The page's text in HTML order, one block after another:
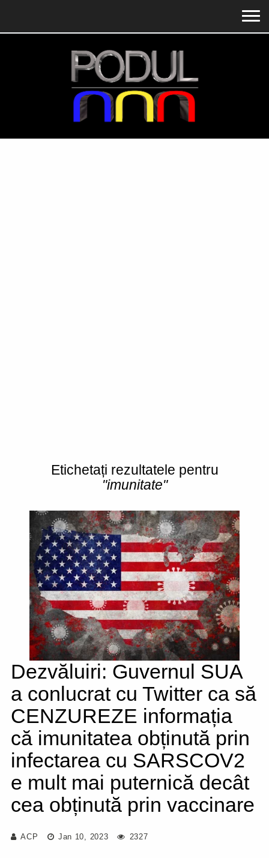
Etichetați rezultatele pentru
"imunitate"
Dezvăluiri: Guvernul SUA
a conlucrat cu Twitter ca să
CENZUREZE informația
că imunitatea obținută prin
infectarea cu SARSCOV2
e mult mai puternică decât
cea obținută prin vaccinare
ACP Jan 10, 2023 2327